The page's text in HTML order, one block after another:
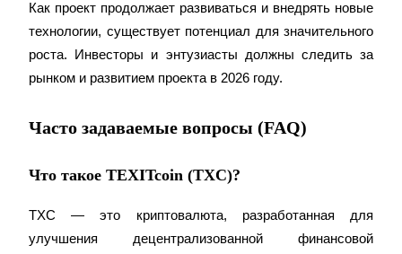
Авто Инвест
Получите долгосрочную прибыль и гибкие проценты
Как проект продолжает развиваться и внедрять новые
технологии, существует потенциал для значительного
роста. Инвесторы и энтузиасты должны следить за
рынком и развитием проекта в 2026 году.
Часто задаваемые вопросы (FAQ)
Что такое TEXITcoin (TXC)?
TXC — это криптовалюта, разработанная для
улучшения децентрализованной финансовой